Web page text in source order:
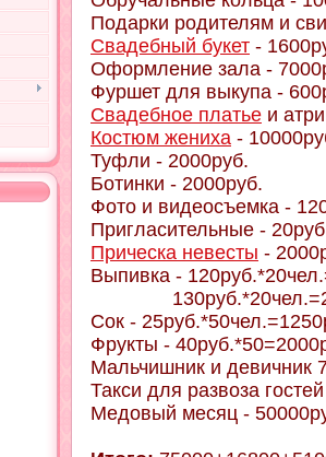
Подарки родителям и
Свадебный букет -
Оформление зала -
Фуршет для выкупа -
Свадебное платье и
Костюм жениха -
Туфли - 2000руб.
Ботинки - 2000руб.
Фото и видеосъемка -
Пригласительные -
Прическа невесты -
Выпивка -
Сок -
Фрукты -
Мальчишник и девичник
Такси для развоза
Медовый месяц -